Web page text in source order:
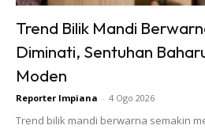
Trend Bilik Mandi
Diminati, Sentuhan
Moden
Reporter Impiana - 4 Ogo 2026
Trend bilik mandi berwarna semakin